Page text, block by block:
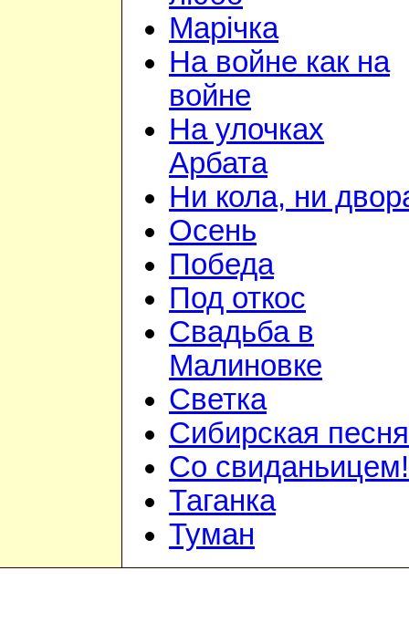
Марiчка
На войне как на
войне
На улочках
Арбата
Ни кола, ни
Осень
Победа
Под откос
Свадьба в
Малиновке
Светка
Сибирская песня
Со свиданьицем!
Таганка
Туман